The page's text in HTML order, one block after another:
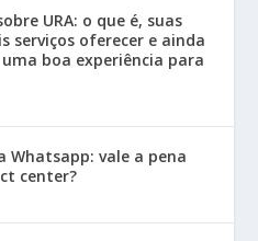
URA: o que é, suas
serviços oferecer e ainda
boa experiência para
Whatsapp: vale a pena
center?